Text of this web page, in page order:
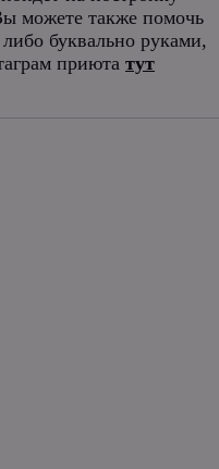
можете также помочь
буквально руками,
приюта тут